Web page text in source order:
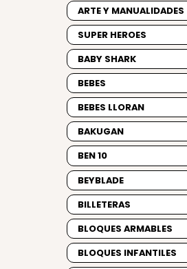
ARTE Y MANUALIDADES
SUPER HEROES
BABY SHARK
BEBES
BEBES LLORAN
BAKUGAN
BEN 10
BEYBLADE
BILLETERAS
BLOQUES ARMABLES
BLOQUES INFANTILES